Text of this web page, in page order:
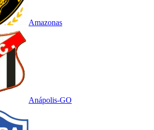
Amazonas
Anápolis-GO